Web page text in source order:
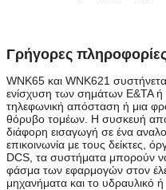
Γρήγορες
WNK65 και WNK621
ενίσχυση των σημάτων Ε&ΤΑ ή
τηλεφωνική απόσταση ή μια
θόρυβο τομέων. Η συσκευή
διάφορη εισαγωγή σε ένα
επικοινωνία με τους δείκτες,
DCS, τα συστήματα μπορούν
φάσμα των εφαρμογών στον
μηχανήματα και το υδραυλικό